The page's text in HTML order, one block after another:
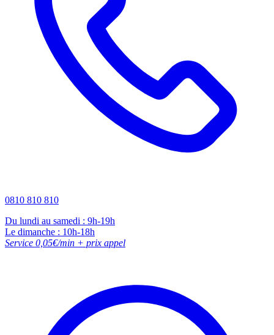
0810 810 810
Du lundi au samedi : 9h-19h
Le dimanche : 10h-18h
Service 0,05€/min + prix appel